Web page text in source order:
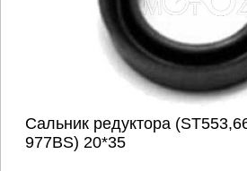
Сальник редуктора
977BS) 20*35